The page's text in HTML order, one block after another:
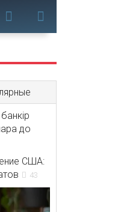
до
США:
43